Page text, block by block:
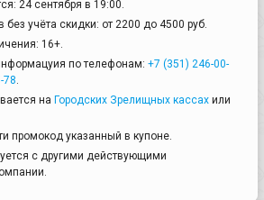
24 сентября в 19:00.
без учёта скидки: от 2200 до 4500 руб.
16+.
по телефонам: +7 (351) 246-00-
78
на Городских Зрелищных кассах или
промокод указанный в купоне.
с другими действующими